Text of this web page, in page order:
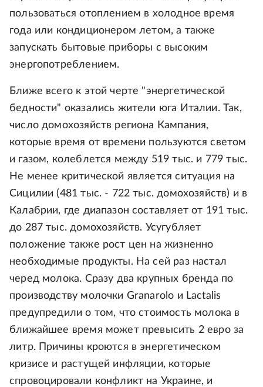
пользоваться отоплением в холодное время
года или кондиционером летом, а также
запускать бытовые приборы с высоким
энергопотреблением.
Ближе всего к этой черте "энергетической
бедности" оказались жители юга Италии. Так,
число домохозяйств региона Кампания,
которые время от времени пользуются светом
и газом, колеблется между 519 тыс. и 779 тыс.
Не менее критической является ситуация на
Сицилии (481 тыс. - 722 тыс. домохозяйств) и в
Калабрии, где диапазон составляет от 191 тыс.
до 287 тыс. домохозяйств. Усугубляет
положение также рост цен на жизненно
необходимые продукты. На сей раз настал
черед молока. Сразу два крупных бренда по
производству молочки Granarolo и Lactalis
предупредили о том, что стоимость молока в
ближайшее время может превысить 2 евро за
литр. Причины кроются в энергетическом
кризисе и растущей инфляции, которые
спровоцировали конфликт на Украине, и